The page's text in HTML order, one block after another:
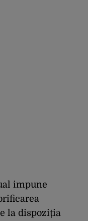
impune
la dispoziția